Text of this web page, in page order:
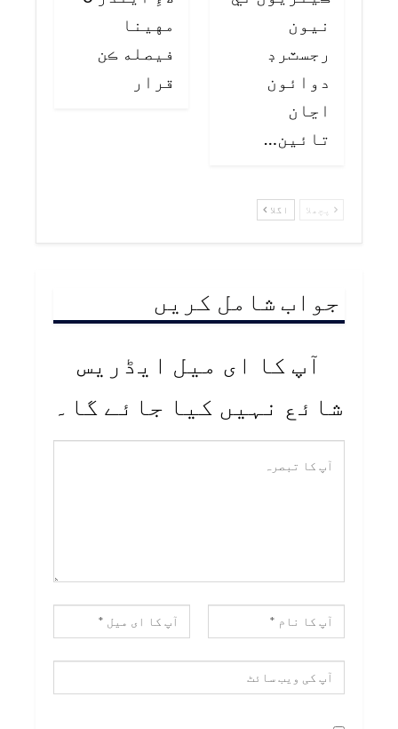
نيون
رجسٽرڊ
دوائون
اڃان
تائين…
مهينا
فيصله ڪن
قرار
پچھلا اگلا
جواب شامل کریں
آپ کا ای میل ایڈریس
شائع نہیں کیا جائے گا۔